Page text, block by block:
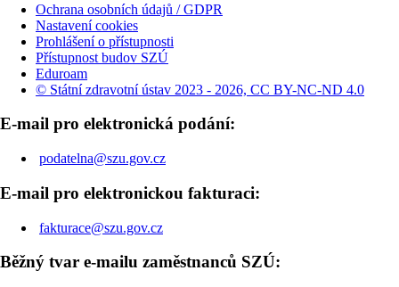
Ochrana osobních údajů / GDPR
Nastavení cookies
Prohlášení o přístupnosti
Přístupnost budov SZÚ
Eduroam
© Státní zdravotní ústav 2023 - 2026, CC BY-NC-ND 4.0
E-mail pro elektronická podání:
podatelna@szu.gov.cz
E-mail pro elektronickou fakturaci:
fakturace@szu.gov.cz
Běžný tvar e-mailu zaměstnanců SZÚ: